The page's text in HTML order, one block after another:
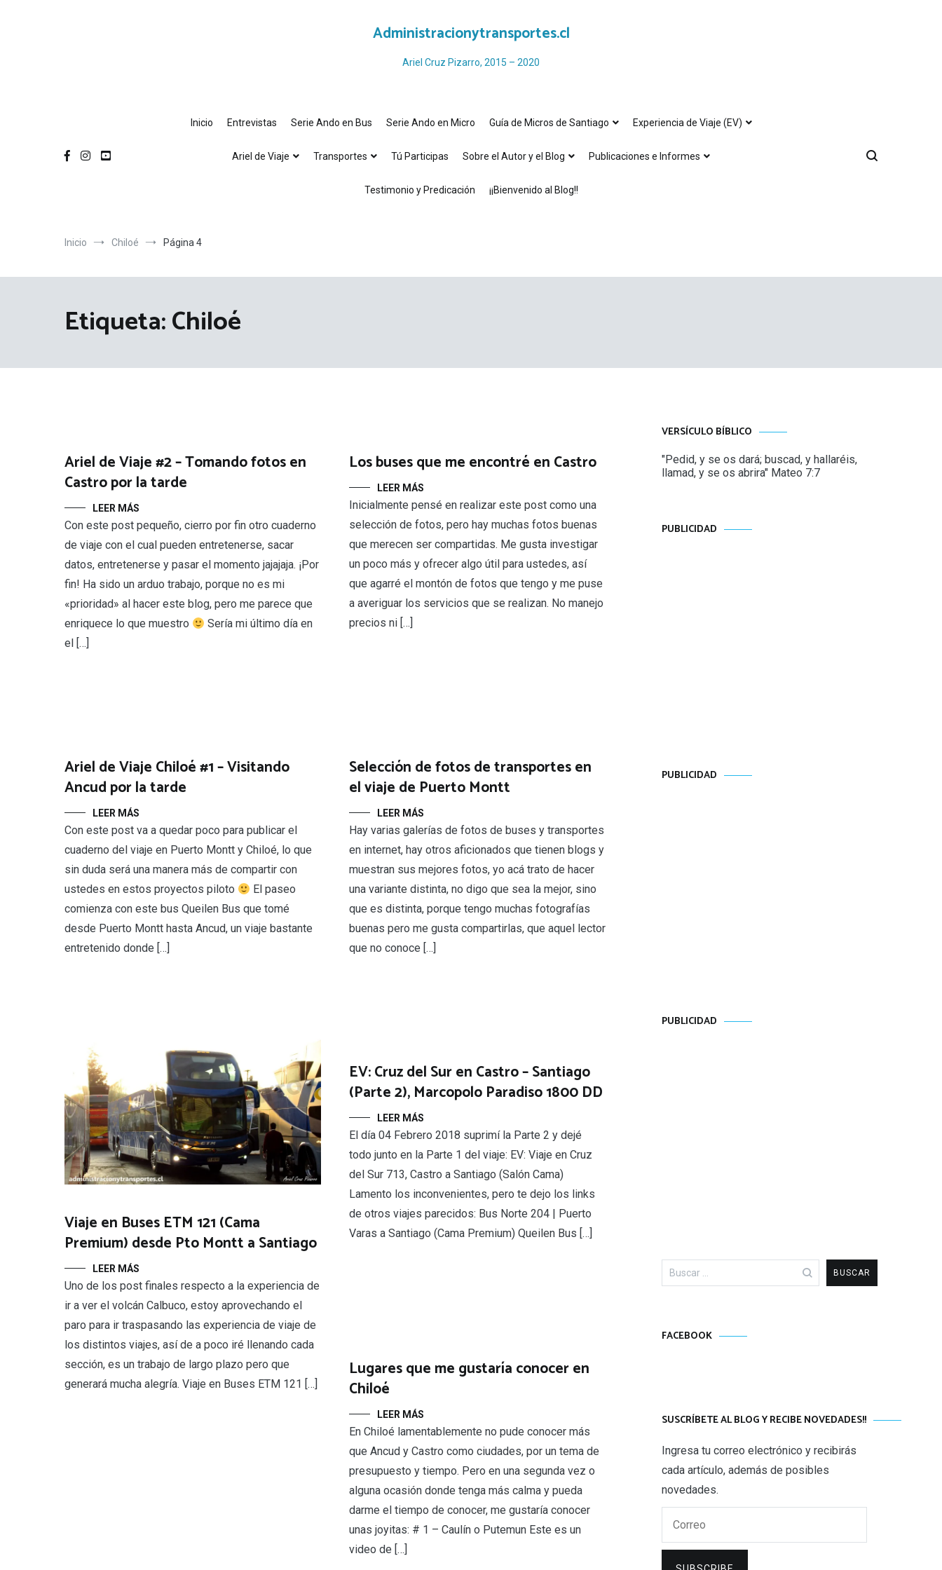
Administracionytransportes.cl
Ariel Cruz Pizarro, 2015 – 2020
Inicio Entrevistas Serie Ando en Bus Serie Ando en Micro Guía de Micros de Santiago Experiencia de Viaje (EV)
Ariel de Viaje Transportes Tú Participas Sobre el Autor y el Blog Publicaciones e Informes
Testimonio y Predicación ¡¡Bienvenido al Blog!!
Inicio Chiloé Página 4
Etiqueta:Chiloé
Ariel de Viaje #2 – Tomando fotos en
Castro por la tarde
LEER MÁS
Con este post pequeño, cierro por fin otro cuaderno
de viaje con el cual pueden entretenerse, sacar
datos, entretenerse y pasar el momento jajajaja. ¡Por
fin! Ha sido un arduo trabajo, porque no es mi
«prioridad» al hacer este blog, pero me parece que
enriquece lo que muestro
Sería mi último día en
el […]
Los buses que me encontré en Castro
LEER MÁS
Inicialmente pensé en realizar este post como una
selección de fotos, pero hay muchas fotos buenas
que merecen ser compartidas. Me gusta investigar
un poco más y ofrecer algo útil para ustedes, así
que agarré el montón de fotos que tengo y me puse
a averiguar los servicios que se realizan. No manejo
precios ni […]
Ariel de Viaje Chiloé #1 – Visitando
Ancud por la tarde
LEER MÁS
Con este post va a quedar poco para publicar el
cuaderno del viaje en Puerto Montt y Chiloé, lo que
sin duda será una manera más de compartir con
ustedes en estos proyectos piloto
El paseo
comienza con este bus Queilen Bus que tomé
desde Puerto Montt hasta Ancud, un viaje bastante
entretenido donde […]
Selección de fotos de transportes en
el viaje de Puerto Montt
LEER MÁS
Hay varias galerías de fotos de buses y transportes
en internet, hay otros aficionados que tienen blogs y
muestran sus mejores fotos, yo acá trato de hacer
una variante distinta, no digo que sea la mejor, sino
que es distinta, porque tengo muchas fotografías
buenas pero me gusta compartirlas, que aquel lector
que no conoce […]
Viaje en Buses ETM 121 (Cama
Premium) desde Pto Montt a Santiago
LEER MÁS
Uno de los post finales respecto a la experiencia de
ir a ver el volcán Calbuco, estoy aprovechando el
paro para ir traspasando las experiencia de viaje de
los distintos viajes, así de a poco iré llenando cada
sección, es un trabajo de largo plazo pero que
generará mucha alegría. Viaje en Buses ETM 121 […]
EV: Cruz del Sur en Castro – Santiago
(Parte 2), Marcopolo Paradiso 1800 DD
LEER MÁS
El día 04 Febrero 2018 suprimí la Parte 2 y dejé
todo junto en la Parte 1 del viaje: EV: Viaje en Cruz
del Sur 713, Castro a Santiago (Salón Cama)
Lamento los inconvenientes, pero te dejo los links
de otros viajes parecidos: Bus Norte 204 | Puerto
Varas a Santiago (Cama Premium) Queilen Bus […]
Lugares que me gustaría conocer en
Chiloé
LEER MÁS
En Chiloé lamentablemente no pude conocer más
que Ancud y Castro como ciudades, por un tema de
presupuesto y tiempo. Pero en una segunda vez o
alguna ocasión donde tenga más calma y pueda
darme el tiempo de conocer, me gustaría conocer
unas joyitas: # 1 – Caulín o Putemun Este es un
video de […]
VERSÍCULO BÍBLICO
"Pedid, y se os dará; buscad, y hallaréis,
llamad, y se os abrira" Mateo 7:7
PUBLICIDAD
PUBLICIDAD
PUBLICIDAD
Buscar:
FACEBOOK
SUSCRÍBETE AL BLOG Y RECIBE NOVEDADES!!
Ingresa tu correo electrónico y recibirás
cada artículo, además de posibles
novedades.